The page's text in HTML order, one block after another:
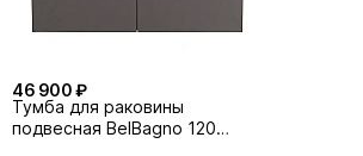
46 900 ₽
Тумба для раковины
подвесная BelBagno 120